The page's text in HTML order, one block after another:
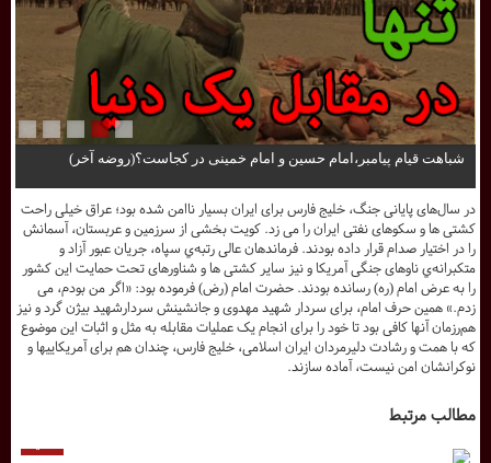
شباهت قیام پیامبر،امام حسین و امام خمینی در کجاست؟(روضه آخر)
در سال‌های پایانی جنگ، خلیج فارس برای ایران بسیار ناامن شده بود؛ عراق خیلی راحت
کشتی ها و سکوهای نفتی ایران را می زد. کویت بخشی از سرزمین و عربستان، آسمانش
را در اختیار صدام قرار داده بودند. فرماندهان عالی رتبه‌ي سپاه، جریان عبور آزاد و
متکبرانه‌ي ناوهای جنگی آمریکا و نیز سایر کشتی ها و شناورهای تحت حمایت این کشور
را به عرض امام (ره) رسانده بودند. حضرت امام (رض) فرموده بود: «اگر من بودم، می
زدم.» همین حرف امام، برای سردار شهید مهدوی و جانشینش سردارشهید بیژن گرد و نیز
هم‌رزمان آنها کافی بود تا خود را برای انجام یک عملیات مقابله به مثل و اثبات این موضوع
که با همت و رشادت دلیرمردان ایران اسلامی، خلیج فارس، چندان هم برای آمریکاییها و
نوکرانشان امن نیست، آماده سازند.
مطالب مرتبط